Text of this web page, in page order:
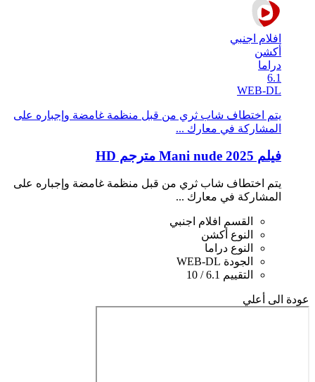
افلام اجنبي
أكشن
دراما
6.1
WEB-DL
يتم اختطاف شاب ثري من قبل منظمة غامضة وإجباره على
المشاركة في معارك ...
فيلم Mani nude 2025 مترجم HD
يتم اختطاف شاب ثري من قبل منظمة غامضة وإجباره على
المشاركة في معارك ...
القسم
افلام اجنبي
النوع أكشن
النوع دراما
الجودة WEB-DL
التقييم 6.1 / 10
عودة الى أعلي